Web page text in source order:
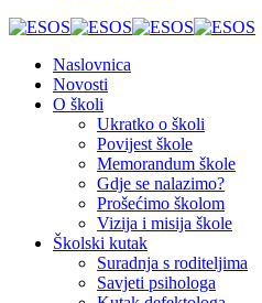
Naslovnica
Novosti
O školi
Ukratko o školi
Povijest škole
Memorandum škole
Gdje se nalazimo?
Prošećimo školom
Vizija i misija škole
Školski kutak
Suradnja s roditeljima
Savjeti psihologa